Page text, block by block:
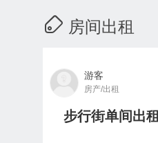
房间出租
游客
房产/出租
步行街单间出租